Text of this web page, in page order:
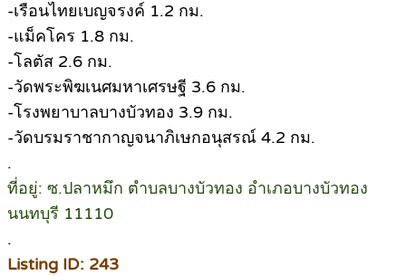
-เรือนไทยเบญจรงค์ 1.2 กม.
-แม็คโคร 1.8 กม.
-โลตัส 2.6 กม.
-วัดพระพิฆเนศมหาเศรษฐี 3.6 กม.
-โรงพยาบาลบางบัวทอง 3.9 กม.
-วัดบรมราชากาญจนาภิเษกอนุสรณ์ 4.2 กม.
.
ที่อยู่: ซ.ปลาหมึก ตำบลบางบัวทอง อำเภอบางบัวทอง
นนทบุรี 11110
.
Listing ID: 243